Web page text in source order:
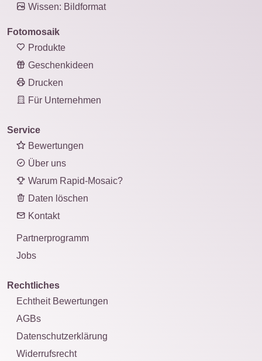
Wissen: Bildformat
Fotomosaik
Produkte
Geschenkideen
Drucken
Für Unternehmen
Service
Bewertungen
Über uns
Warum Rapid-Mosaic?
Daten löschen
Kontakt
Partnerprogramm
Jobs
Rechtliches
Echtheit Bewertungen
AGBs
Datenschutzerklärung
Widerrufsrecht